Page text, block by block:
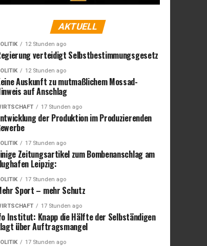
AKTUELL
12 Stunden ago
verteidigt Selbstbestimmungsgesetz
12 Stunden ago
Auskunft zu mutmaßlichem Mossad-
auf Anschlag
17 Stunden ago
der Produktion im Produzierenden
17 Stunden ago
Zeitungsartikel zum Bombenanschlag am
Leipzig:
17 Stunden ago
Sport – mehr Schutz
17 Stunden ago
Institut: Knapp die Hälfte der Selbständigen
über Auftragsmangel
17 Stunden ago